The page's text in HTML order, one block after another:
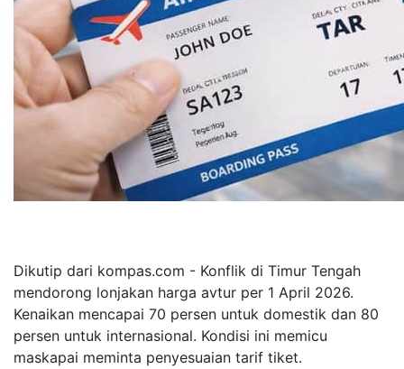
Dikutip dari kompas.com - Konflik di Timur Tengah
mendorong lonjakan harga avtur per 1 April 2026.
Kenaikan mencapai 70 persen untuk domestik dan 80
persen untuk internasional. Kondisi ini memicu
maskapai meminta penyesuaian tarif tiket.